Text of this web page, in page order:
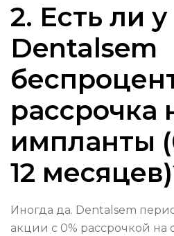
2. Есть ли у
Dentalsem
рассрочка
импланты
12
Иногда да. Dentalsem
акции с 0% рассрочкой